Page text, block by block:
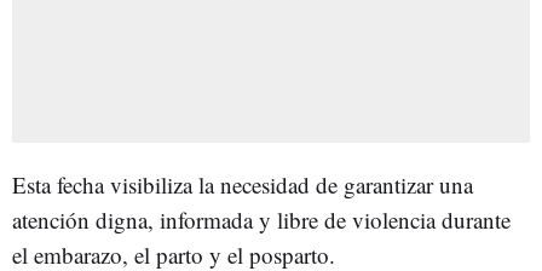
Esta fecha visibiliza la necesidad de garantizar una
atención digna, informada y libre de violencia durante
el embarazo, el parto y el posparto.